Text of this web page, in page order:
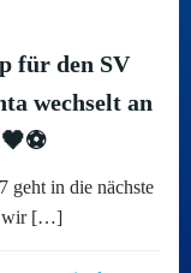
für den SV
wechselt an
geht in die nächste
wir […]